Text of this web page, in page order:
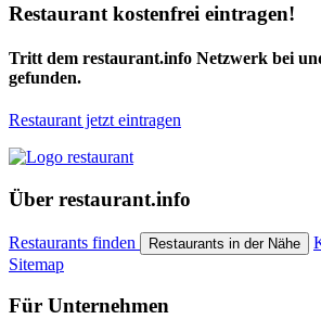
Restaurant kostenfrei eintragen!
Tritt dem restaurant.info Netzwerk bei
gefunden.
Restaurant jetzt eintragen
Über restaurant.info
Restaurants finden Restaurants in der Nähe
Sitemap
Für Unternehmen